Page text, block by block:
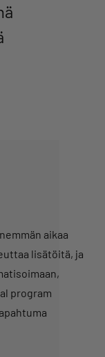
aikaa
lisätöitä, ja
program